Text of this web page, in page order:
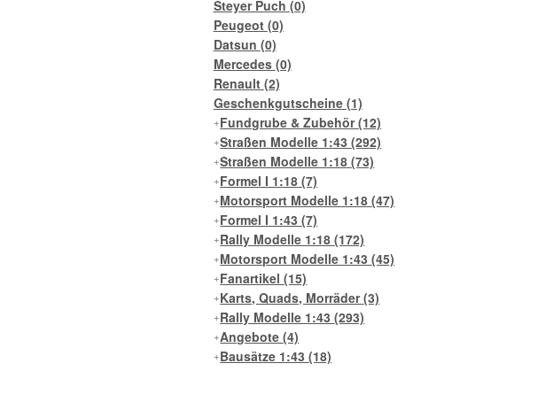
Steyer Puch (0)
Peugeot (0)
Datsun (0)
Mercedes (0)
Renault (2)
Geschenkgutscheine (1)
Fundgrube & Zubehör(12)
Straßen Modelle 1:43(292)
Straßen Modelle 1:18(73)
Formel I 1:18(7)
Motorsport Modelle 1:18(47)
Formel I 1:43(7)
Rally Modelle 1:18(172)
Motorsport Modelle 1:43(45)
Fanartikel(15)
Karts, Quads, Morräder(3)
Rally Modelle 1:43(293)
Angebote(4)
Bausätze 1:43(18)